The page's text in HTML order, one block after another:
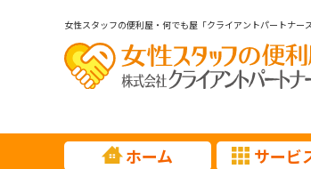
女性スタッフの便利屋・何でも屋「クライアントパートナーズ
ホーム サービ